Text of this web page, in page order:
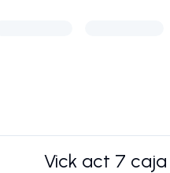
Vick act 7